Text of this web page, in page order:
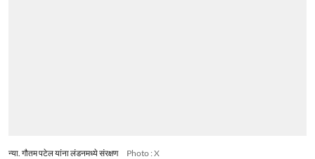
न्या. गौतम पटेल यांना लंडनमध्ये संरक्षण Photo : X